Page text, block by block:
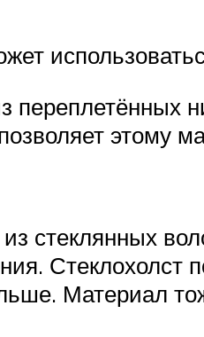
переплетённых
этому
стеклянных
Материал